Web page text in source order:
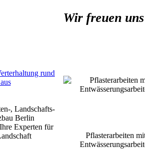
Wir freuen
Pflasterarbeiten